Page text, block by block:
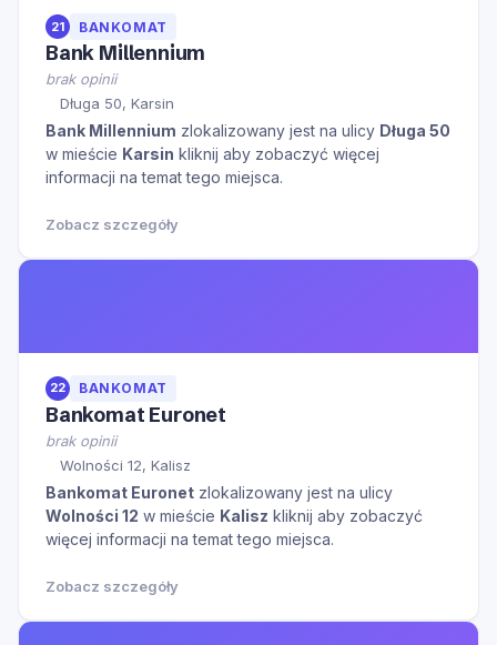
21 BANKOMAT
Bank Millennium
brak opinii
Długa 50, Karsin
Bank Millennium zlokalizowany jest na ulicy Długa 50
w mieście Karsin kliknij aby zobaczyć więcej
informacji na temat tego miejsca.
Zobacz szczegóły
22 BANKOMAT
Bankomat Euronet
brak opinii
Wolności 12, Kalisz
Bankomat Euronet zlokalizowany jest na ulicy
Wolności 12 w mieście Kalisz kliknij aby zobaczyć
więcej informacji na temat tego miejsca.
Zobacz szczegóły